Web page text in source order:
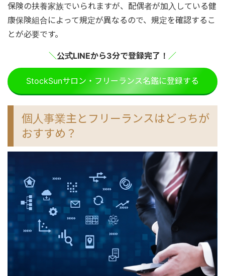
保険の扶養家族でいられますが、配偶者が加入している健
康保険組合によって規定が異なるので、規定を確認するこ
とが必要です。
＼公式LINEから3分で登録完了！ ／
StockSunサロン・フリーランス名鑑に登録する
個人事業主とフリーランスはどっちが
おすすめ？